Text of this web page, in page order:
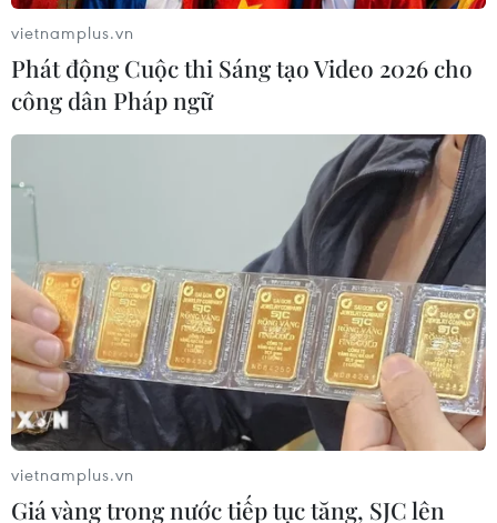
Đảng ủy Sở Y tế tỉnh An Giang đã thi hành quyết định
kỷ luật với hình thức cách chức Bí thư Chi bộ, Giám đốc
Trung tâm Chăm sóc sức khỏe sinh sản An Giang đối
với ông Nguyễn Văn Thắng.
vietnamplus.vn
Phát động Cuộc thi Sáng tạo Video 2026 cho
công dân Pháp ngữ
vietnamplus.vn
Giá vàng trong nước tiếp tục tăng, SJC lên